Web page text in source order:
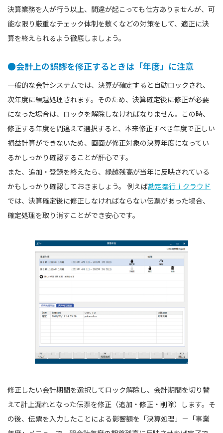
決算業務を⼈が行う以上、間違が起こっても仕方ありませんが、可
能な限り厳重なチェック体制を敷くなどの対策をして、適正に決
算を終えられるよう徹底しましょう。
●会計上の誤謬を修正するときは「年度」に注意
⼀般的な会計システムでは、決算が確定すると⾃動ロックされ、
次年度に繰越処理されます。そのため、決算確定後に修正が必要
になった場合は、ロックを解除しなければなりません。この時、
修正する年度を間違えて選択すると、本来修正すべき年度で正しい
損益計算ができないため、画⾯が修正対象の決算年度になってい
るかしっかり確認することが肝⼼です。
また、追加・登録を終えたら、繰越残⾼が当年に反映されている
かもしっかり確認しておきましょう。 例えば勘定奉行ｉクラウド
では、決算確定後に修正しなければならない伝票があった場合、
確定処理を取り消すことができ安心です。
修正したい会計期間を選択してロック解除し、会計期間を切り替
えて計上漏れとなった伝票を修正（追加・修正・削除）します。そ
の後、伝票を⼊⼒したことによる影響額を「決算処理」－「事業